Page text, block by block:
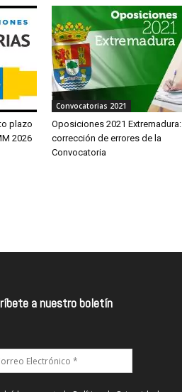
plazo
2026
Convocatorias 2021
Oposiciones 2021 Extremadura:
corrección de errores de la
Convocatoria
a nuestro boletín